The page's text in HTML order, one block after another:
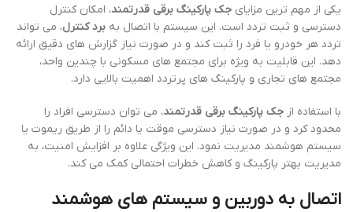
یکی از مهم ترین مزایای جک پارکینگ برقی قدرتمند، امکان کنترل
دسترسی و ثبت تردد است. این سیستم با اتصال به برد کنترل، می تواند
تردد هر خودرو یا فرد را ثبت کند و در صورت نیاز گزارش های دقیق ارائه
دهد. این قابلیت به ویژه برای مجتمع های مسکونی با چندین واحد،
مجتمع های تجاری و پارکینگ های پرتردد اهمیت بالایی دارد.
با استفاده از جک پارکینگ برقی قدرتمند، می توان دسترسی افراد را
محدود کرد و در صورت نیاز دسترسی موقت یا دائم را از طریق ریموت یا
سیستم هوشمند مدیریت نمود. این ویژگی علاوه بر افزایش امنیت، به
مدیریت بهتر پارکینگ و کاهش خطرات احتمالی کمک می کند.
اتصال به دوربین و سیستم های هوشمند